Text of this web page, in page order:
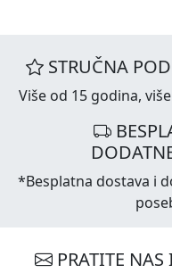
STRUČNA
Više od 15 godina,
*Besplatna dostava i
PRATITE